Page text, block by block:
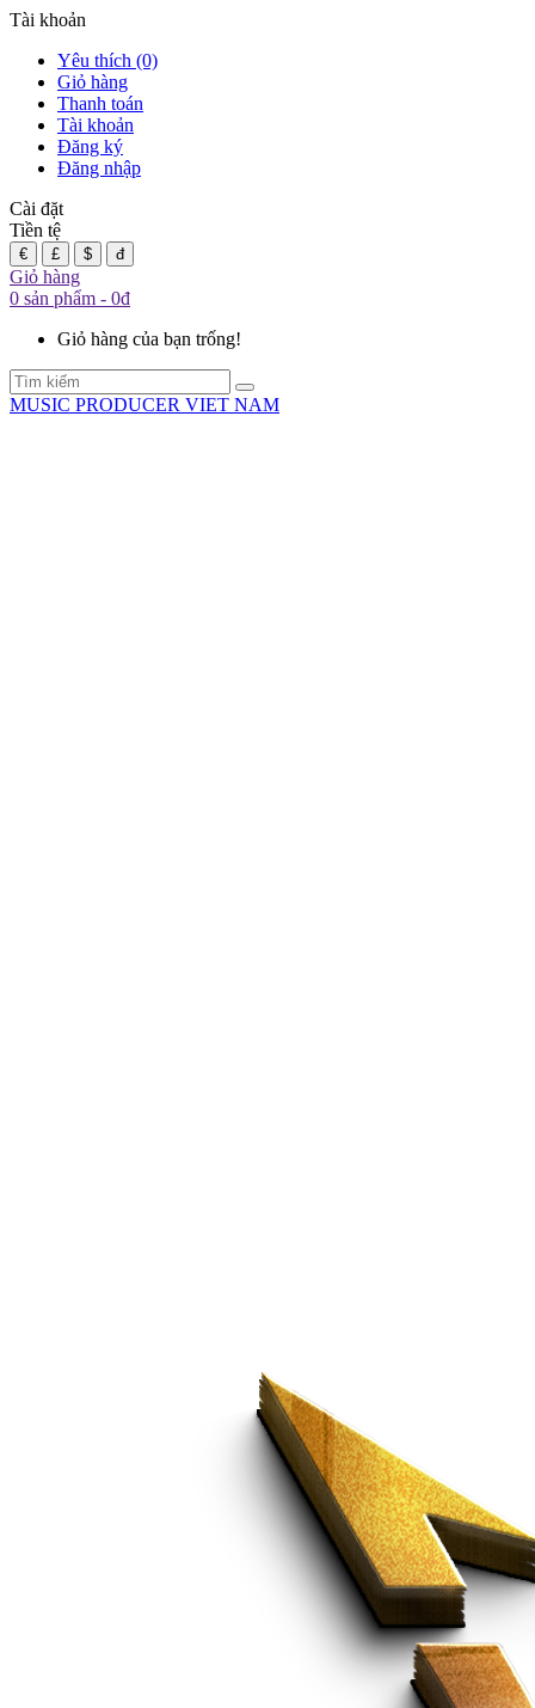
Tài khoản
Yêu thích (0)
Giỏ hàng
Thanh toán
Tài khoản
Đăng ký
Đăng nhập
Cài đặt
Tiền tệ
€ £ $ đ
Giỏ hàng
0 sản phẩm - 0đ
Giỏ hàng của bạn trống!
MUSIC PRODUCER VIET NAM